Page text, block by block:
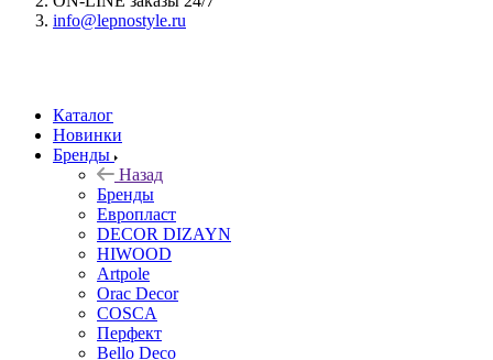
info@lepnostyle.ru
Каталог
Новинки
Бренды
Назад
Бренды
Европласт
DECOR DIZAYN
HIWOOD
Artpole
Orac Decor
COSCA
Перфект
Bello Deco